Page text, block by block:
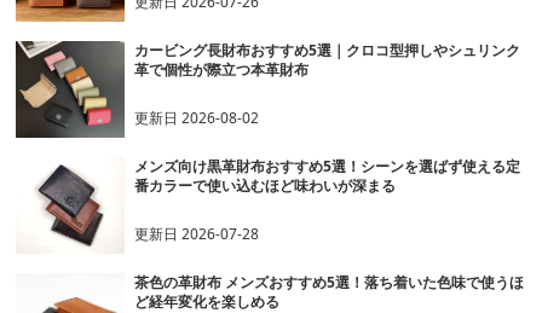
カービング長財布おすすめ5選｜クロコ型押しやシュリンク
革で個性が際立つ本革財布
更新日2026-08-02
メンズ向け黒革財布おすすめ5選！シーンを選ばず使える定
番カラーで使い込むほど味わいが深まる
更新日2026-07-28
茶色の革財布 メンズおすすめ5選！落ち着いた色味で使うほ
ど経年変化を楽しめる